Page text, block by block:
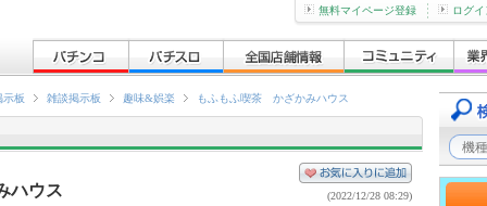
無料マイページ登録 ログイ
示板 雑談掲示板 趣味&娯楽 もふもふ喫茶 かざかみハウス
ハウス (2022/12/28 08:29)